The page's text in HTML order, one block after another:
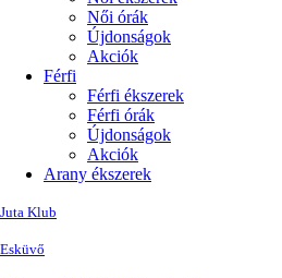
Női órák
Újdonságok
Akciók
Férfi
Férfi ékszerek
Férfi órák
Újdonságok
Akciók
Arany ékszerek
Juta Klub
Esküvő